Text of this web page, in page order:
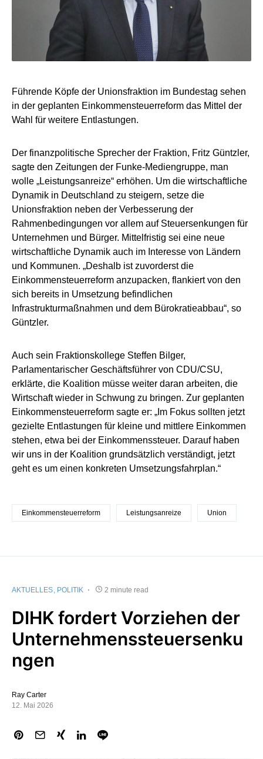
Führende Köpfe der Unionsfraktion im Bundestag sehen
in der geplanten Einkommensteuerreform das Mittel der
Wahl für weitere Entlastungen.
Der finanzpolitische Sprecher der Fraktion, Fritz Güntzler,
sagte den Zeitungen der Funke-Mediengruppe, man
wolle „Leistungsanreize“ erhöhen. Um die wirtschaftliche
Dynamik in Deutschland zu steigern, setze die
Unionsfraktion neben der Verbesserung der
Rahmenbedingungen vor allem auf Steuersenkungen für
Unternehmen und Bürger. Mittelfristig sei eine neue
wirtschaftliche Dynamik auch im Interesse von Ländern
und Kommunen. „Deshalb ist zuvorderst die
Einkommensteuerreform anzupacken, flankiert von den
sich bereits in Umsetzung befindlichen
Infrastrukturmaßnahmen und dem Bürokratieabbau“, so
Güntzler.
Auch sein Fraktionskollege Steffen Bilger,
Parlamentarischer Geschäftsführer von CDU/CSU,
erklärte, die Koalition müsse weiter daran arbeiten, die
Wirtschaft wieder in Schwung zu bringen. Zur geplanten
Einkommensteuerreform sagte er: „Im Fokus sollten jetzt
gezielte Entlastungen für kleine und mittlere Einkommen
stehen, etwa bei der Einkommenssteuer. Darauf haben
wir uns in der Koalition grundsätzlich verständigt, jetzt
geht es um einen konkreten Umsetzungsfahrplan.“
Einkommensteuerreform Leistungsanreize Union
AKTUELLES POLITIK 2 minute read
DIHK fordert Vorziehen der
Unternehmenssteuersenku
ngen
Ray Carter
12. Mai 2026